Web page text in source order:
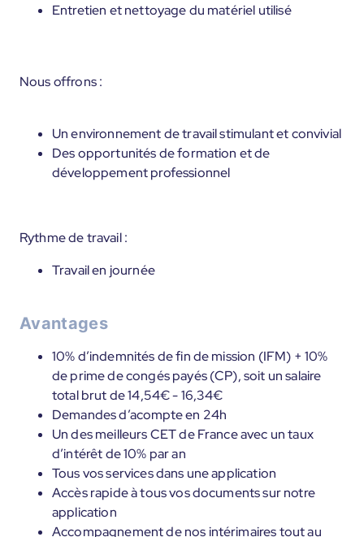
Entretien et nettoyage du matériel utilisé
Nous offrons :
Un environnement de travail stimulant et convivial
Des opportunités de formation et de
développement professionnel
Rythme de travail :
Travail en journée
Avantages
10% d’indemnités de fin de mission (IFM) + 10%
de prime de congés payés (CP), soit un salaire
total brut de 14,54€ - 16,34€
Demandes d’acompte en 24h
Un des meilleurs CET de France avec un taux
d’intérêt de 10% par an
Tous vos services dans une application
Accès rapide à tous vos documents sur notre
application
Accompagnement de nos intérimaires tout au